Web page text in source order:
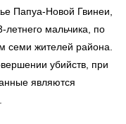
Папуа-Новой Гвинеи,
летнего мальчика, по
семи жителей района.
убийств, при
являются